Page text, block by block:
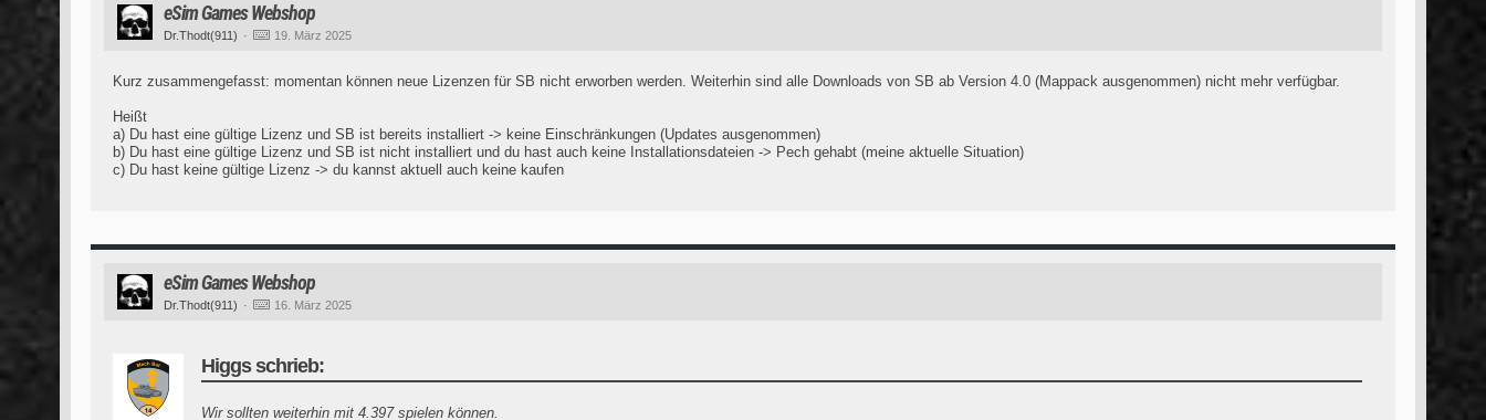
eSim Games Webshop
Dr.Thodt(911) 19. März 2025
Kurz zusammengefasst: momentan können neue Lizenzen für SB nicht erworben werden. Weiterhin sind alle Downloads von SB ab Version 4.0 (Mappack ausgenommen) nicht mehr verfügbar.
Heißt
a) Du hast eine gültige Lizenz und SB ist bereits installiert -> keine Einschränkungen (Updates ausgenommen)
b) Du hast eine gültige Lizenz und SB ist nicht installiert und du hast auch keine Installationsdateien -> Pech gehabt (meine aktuelle Situation)
c) Du hast keine gültige Lizenz -> du kannst aktuell auch keine kaufen
eSim Games Webshop
Dr.Thodt(911) 16. März 2025
Higgs schrieb:
Wir sollten weiterhin mit 4.397 spielen können.